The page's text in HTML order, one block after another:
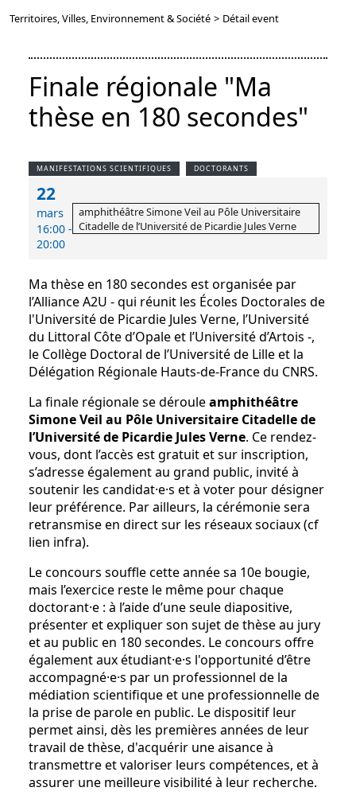
Territoires, Villes, Environnement & Société > Détail event
Finale régionale "Ma
thèse en 180 secondes"
MANIFESTATIONS SCIENTIFIQUES DOCTORANTS
22
mars
16:00 -
20:00
amphithéâtre Simone Veil au Pôle Universitaire
Citadelle de l’Université de Picardie Jules Verne
Ma thèse en 180 secondes est organisée par
l’Alliance A2U - qui réunit les Écoles Doctorales de
l'Université de Picardie Jules Verne, l’Université
du Littoral Côte d’Opale et l’Université d’Artois -,
le Collège Doctoral de l’Université de Lille et la
Délégation Régionale Hauts-de-France du CNRS.
La finale régionale se dérouleamphithéâtre
Simone Veil au Pôle Universitaire Citadelle de
l’Université de Picardie Jules Verne. Ce rendez-
vous, dont l’accès est gratuit et sur inscription,
s’adresse également au grand public, invité à
soutenir les candidat·e·s et à voter pour désigner
leur préférence. Par ailleurs, la cérémonie sera
retransmise en direct sur les réseaux sociaux (cf
lien infra).
Le concours souffle cette année sa 10e bougie,
mais l’exercice reste le même pour chaque
doctorant·e : à l’aide d’une seule diapositive,
présenter et expliquer son sujet de thèse au jury
et au public en 180 secondes. Le concours offre
également aux étudiant·e·s l'opportunité d’être
accompagné·e·s par un professionnel de la
médiation scientifique et une professionnelle de
la prise de parole en public. Le dispositif leur
permet ainsi, dès les premières années de leur
travail de thèse, d'acquérir une aisance à
transmettre et valoriser leurs compétences, et à
assurer une meilleure visibilité à leur recherche.